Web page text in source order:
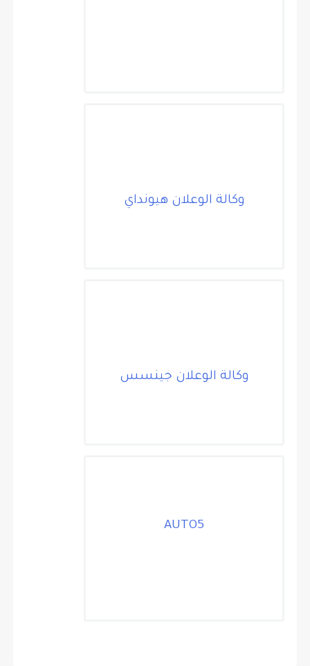
وكالة الوعلان هيونداي
وكالة الوعلان جينسس
AUTO5